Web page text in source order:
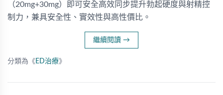
（20mg+30mg）即可安全高效同步提升勃起硬度與射精控
制力，兼具安全性、實效性與高性價比。
繼續閱讀 →
分類為《 ED治療》